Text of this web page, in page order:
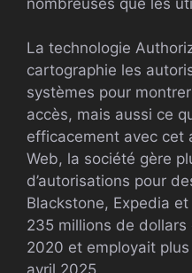
La technologie
cartographie les
systèmes pour
accès, mais aussi ce
efficacement avec cet
Web, la société gère
d’autorisations pour
Blackstone, Expedia
235 millions de
2020 et employait